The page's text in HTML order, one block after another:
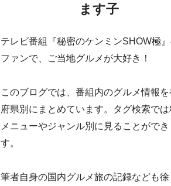
ます子
テレビ番組『秘密のケンミンSHOW極
ファンで、ご当地グルメが大好き！
このブログでは、番組内のグルメ情報を
府県別にまとめています。タグ検索では
メニューやジャンル別に見ることができ
す。
筆者自身の国内グルメ旅の記録なども徐